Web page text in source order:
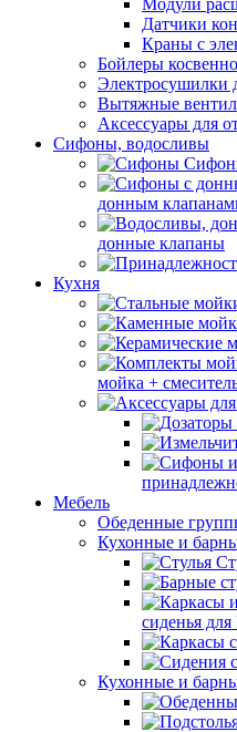
Модули
Датчики
Краны с
Бойлеры
Электросушилки
Вытяжные
Аксессуары для
Сифоны, водосливы
донным
донные клапаны
Кухня
мойка +
Мебель
Обеденные
Кухонные и
сиденья
Кухонные и